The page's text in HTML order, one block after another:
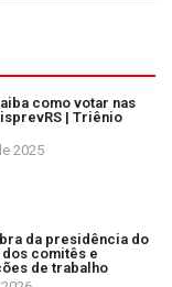
como votar nas
| Triênio
2025
da presidência do
dos comitês e
de trabalho